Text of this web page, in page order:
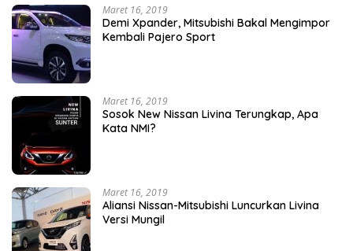
Maret 16, 2019
Demi Xpander, Mitsubishi Bakal Mengimpor
Kembali Pajero Sport
Maret 16, 2019
Sosok New Nissan Livina Terungkap, Apa
Kata NMI?
Maret 16, 2019
Aliansi Nissan-Mitsubishi Luncurkan Livina
Versi Mungil